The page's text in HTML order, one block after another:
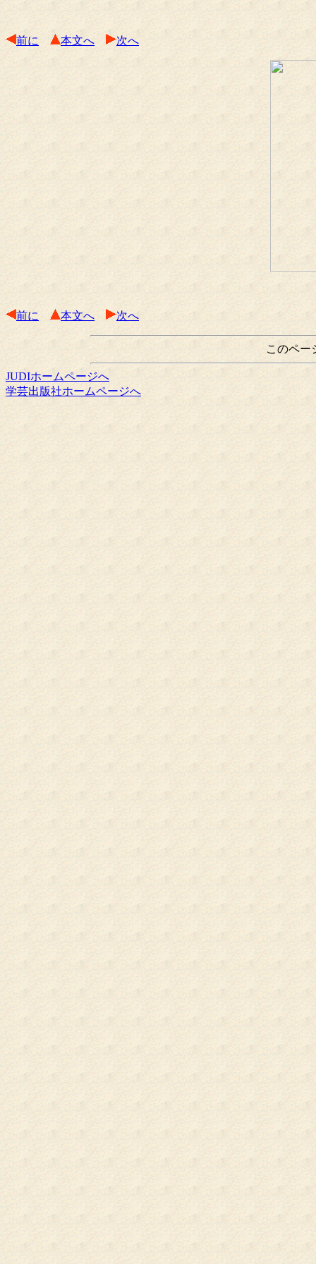
前に 本文へ 次へ
前に 本文へ 次へ
このペー
JUDIホームページへ
学芸出版社ホームページへ